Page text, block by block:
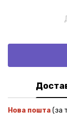
Нова пошта (за